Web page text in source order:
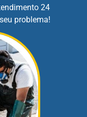
24
problema!